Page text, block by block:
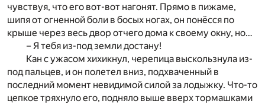
чувствуя, что его вот-вот нагонят. Прямо в пижаме,
шипя от огненной боли в босых ногах, он понёсся по
крыше через весь двор отчего дома к своему окну, но…
– Я тебя из-под земли достану!
Кан с ужасом хихикнул, черепица выскользнула из-
под пальцев, и он полетел вниз, подхваченный в
последний момент невидимой силой за лодыжку. Что-то
цепкое тряхнуло его, подняло выше вверх тормашками